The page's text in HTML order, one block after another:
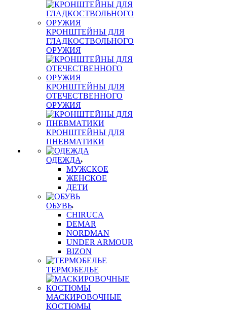
КРОНШТЕЙНЫ ДЛЯ
ГЛАДКОСТВОЛЬНОГО
ОРУЖИЯ
КРОНШТЕЙНЫ ДЛЯ
ОТЕЧЕСТВЕННОГО
ОРУЖИЯ
КРОНШТЕЙНЫ ДЛЯ
ПНЕВМАТИКИ
ОДЕЖДА
МУЖСКОЕ
ЖЕНСКОЕ
ДЕТИ
ОБУВЬ
CHIRUCA
DEMAR
NORDMAN
UNDER ARMOUR
BIZON
ТЕРМОБЕЛЬЕ
МАСКИРОВОЧНЫЕ
КОСТЮМЫ